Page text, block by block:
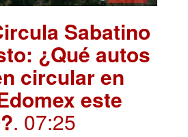
Sabatino
¿Qué autos
circular en
este
. 07:25